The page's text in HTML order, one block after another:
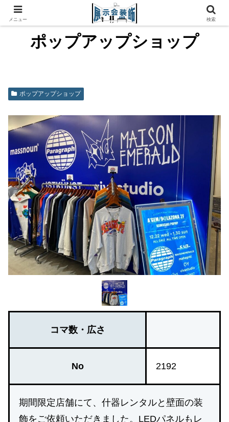
ポップアップショップ
ポップアップショップ
コマ数・広さ
No 2192
期間限定店舗にて、什器レンタルと壁面の装
飾をご依頼いただきました。LEDパネルもレ
メニュー 検索